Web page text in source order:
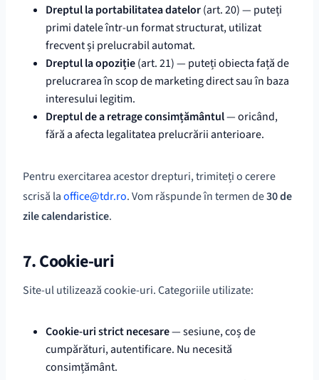
Dreptul la portabilitatea datelor(art. 20) — puteți
primi datele într-un format structurat, utilizat
frecvent și prelucrabil automat.
Dreptul la opoziție(art. 21) — puteți obiecta față de
prelucrarea în scop de marketing direct sau în baza
interesului legitim.
Dreptul de a retrage consimțământul— oricând,
fără a afecta legalitatea prelucrării anterioare.
Pentru exercitarea acestor drepturi, trimiteți o cerere
scrisă laoffice@tdr.ro. Vom răspunde în termen de30 de
zile calendaristice.
7. Cookie-uri
Site-ul utilizează cookie-uri. Categoriile utilizate:
Cookie-uri strict necesare— sesiune, coș de
cumpărături, autentificare. Nu necesită
consimțământ.